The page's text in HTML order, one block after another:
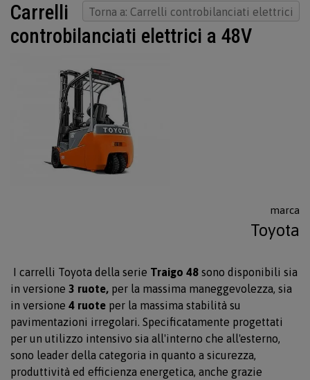
Torna a: Carrelli controbilanciati elettrici
Carrelli
controbilanciati elettrici a 48V
marca
Toyota
I carrelli Toyota della serie Traigo 48 sono disponibili sia
in versione 3 ruote, per la massima maneggevolezza, sia
in versione 4 ruote per la massima stabilità su
pavimentazioni irregolari. Specificatamente progettati
per un utilizzo intensivo sia all'interno che all'esterno,
sono leader della categoria in quanto a sicurezza,
produttività ed efficienza energetica, anche grazie